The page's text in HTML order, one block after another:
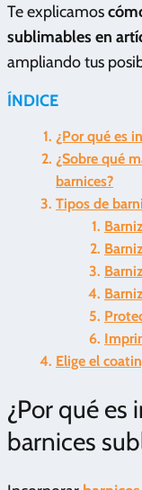
Te explicamos
sublimables en
ampliando tus
ÍNDICE
¿Por qué es
¿Sobre qué
barnices?
Tipos de
Elige el
¿Por qué es
barnices